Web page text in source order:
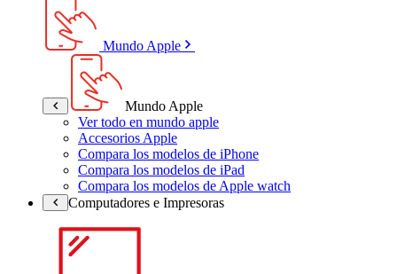
Mundo Apple
Mundo Apple
Ver todo en mundo apple
Accesorios Apple
Compara los modelos de iPhone
Compara los modelos de iPad
Compara los modelos de Apple watch
Computadores e Impresoras